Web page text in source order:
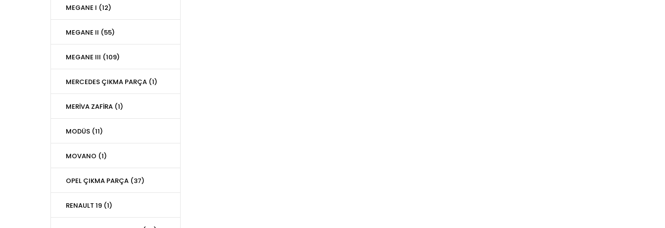
MEGANE I (12)
MEGANE II (55)
MEGANE III (109)
MERCEDES ÇIKMA PARÇA (1)
MERİVA ZAFİRA (1)
MODÜS (11)
MOVANO (1)
OPEL ÇIKMA PARÇA (37)
RENAULT 19 (1)